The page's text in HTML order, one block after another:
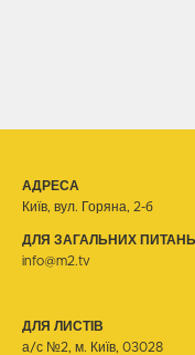
АДРЕСА
Київ, вул. Горяна, 2-б
ДЛЯ ЗАГАЛЬНИХ ПИТАНЬ
info@m2.tv
ДЛЯ ЛИСТІВ
а/с №2, м. Київ, 03028